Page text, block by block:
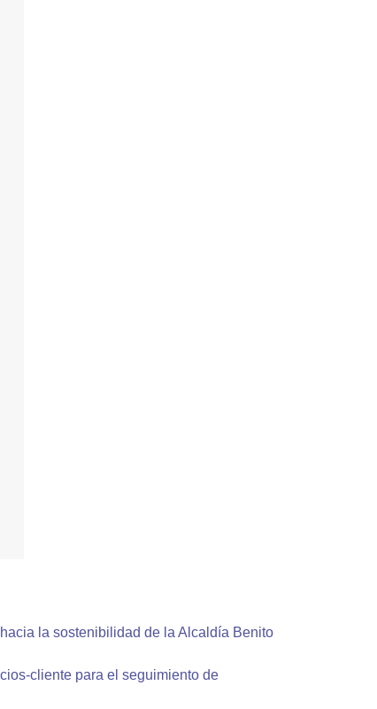
la sostenibilidad de la Alcaldía Benito
cliente para el seguimiento de